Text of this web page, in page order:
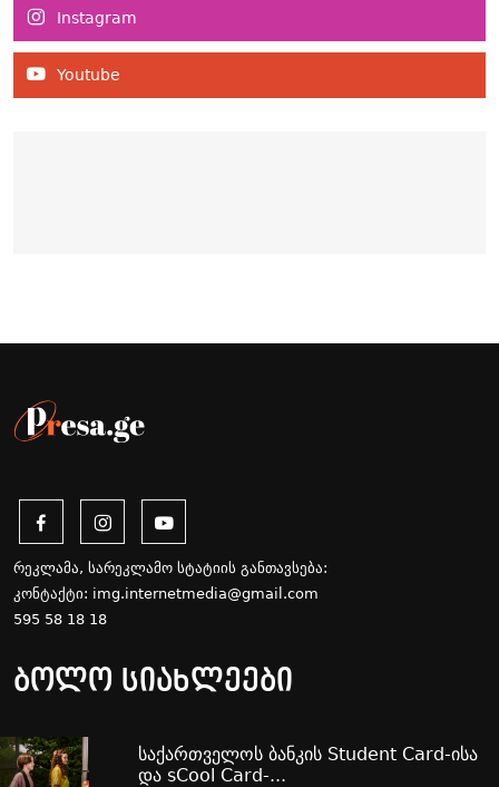
Instagram
Youtube
რეკლამა, სარეკლამო სტატიის განთავსება:
კონტაქტი: img.internetmedia@gmail.com
595 58 18 18
ბოლო სიახლეები
საქართველოს ბანკის Student Card-ისა
და sCool Card-...